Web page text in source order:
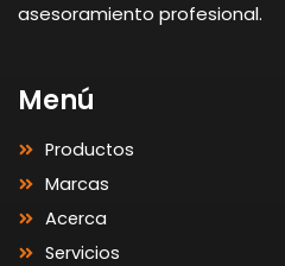
asesoramiento profesional.
Menú
Productos
Marcas
Acerca
Servicios